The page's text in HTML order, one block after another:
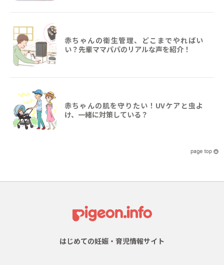
赤ちゃんの衛生管理、どこまでやればい
い？先輩ママパパのリアルな声を紹介！
赤ちゃんの肌を守りたい！UVケアと虫よ
け、一緒に対策している？
はじめての妊娠・育児情報サイト